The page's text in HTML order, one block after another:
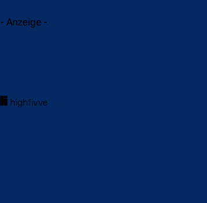
- Anzeige -